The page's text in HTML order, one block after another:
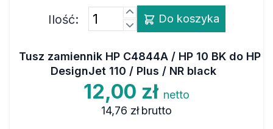
Ilość: Do koszyka
Tusz zamiennik HP C4844A / HP 10 BK do HP
DesignJet 110 / Plus / NR black
12,00 zł netto
14,76 zł brutto